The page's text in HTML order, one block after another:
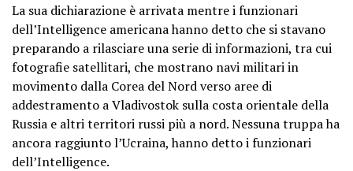
La sua dichiarazione è arrivata mentre i funzionari
dell’Intelligence americana hanno detto che si stavano
preparando a rilasciare una serie di informazioni, tra cui
fotografie satellitari, che mostrano navi militari in
movimento dalla Corea del Nord verso aree di
addestramento a Vladivostok sulla costa orientale della
Russia e altri territori russi più a nord. Nessuna truppa ha
ancora raggiunto l’Ucraina, hanno detto i funzionari
dell’Intelligence.